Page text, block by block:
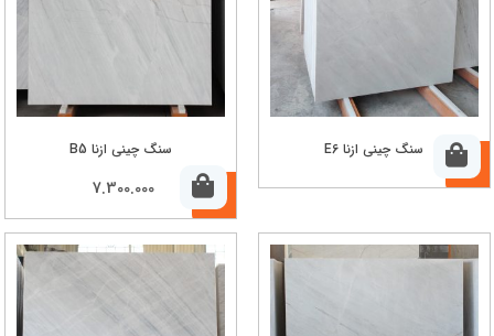
سنگ چینی ازنا E6 سنگ چینی ازنا B5
7.300.000